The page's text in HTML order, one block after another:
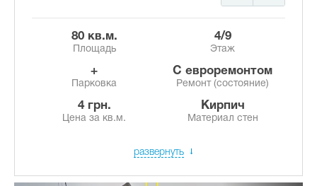
80 кв.м.
Площадь
4/9
Этаж
+
Парковка
с евроремонтом
Ремонт (состояние)
4 грн.
Цена за кв.м.
Кирпич
Материал стен
развернуть